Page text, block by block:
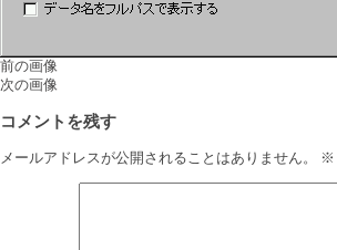
前の画像
次の画像
コメントを残す
メールアドレスが公開されることはありません。 ※